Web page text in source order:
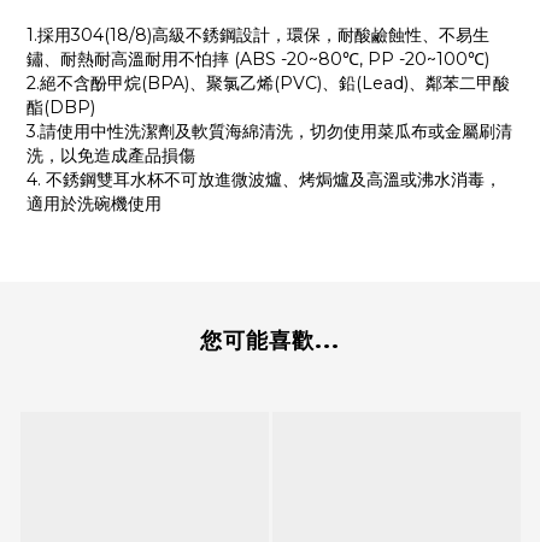
1.採用304(18/8)高級不銹鋼設計，環保，耐酸鹼蝕性、不易生
鏽、耐熱耐高溫耐用不怕摔 (ABS -20~80℃, PP -20~100℃)
2.絕不含酚甲烷(BPA)、聚氯乙烯(PVC)、鉛(Lead)、鄰苯二甲酸
酯(DBP)
3.請使用中性洗潔劑及軟質海綿清洗，切勿使用菜瓜布或金屬刷清
洗，以免造成產品損傷
4. 不銹鋼雙耳水杯不可放進微波爐、烤焗爐及高溫或沸水消毒，
適用於洗碗機使用
您可能喜歡...